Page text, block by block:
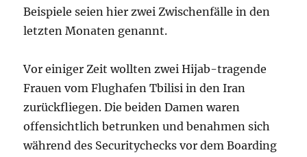
Beispiele seien hier zwei Zwischenfälle in den
letzten Monaten genannt.
Vor einiger Zeit wollten zwei Hijab-tragende
Frauen vom Flughafen Tbilisi in den Iran
zurückfliegen. Die beiden Damen waren
offensichtlich betrunken und benahmen sich
während des Securitychecks vor dem Boarding